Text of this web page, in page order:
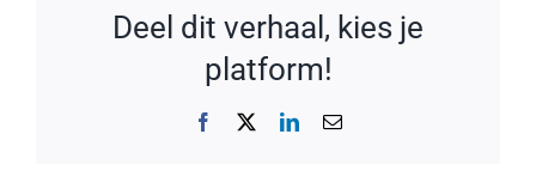
Deel dit verhaal, kies je
platform!
Facebook LinkedIn
E-